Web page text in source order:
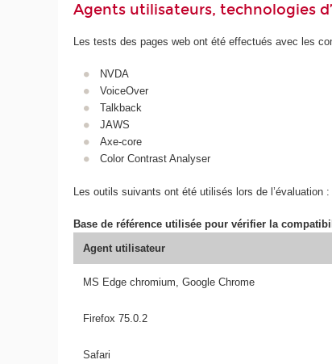
Agents utilisateurs, technologies
Les tests des pages web ont été effectués avec les
NVDA
VoiceOver
Talkback
JAWS
Axe-core
Color Contrast Analyser
Les outils suivants ont été utilisés lors de l’évaluation :
Base de référence utilisée pour vérifier la
Agent utilisateur
MS Edge chromium, Google Chrome
Firefox 75.0.2
Safari